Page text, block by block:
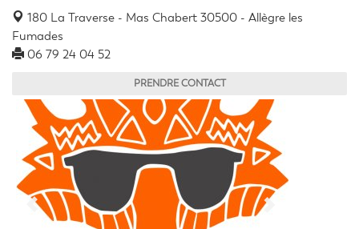
180 La Traverse - Mas Chabert 30500 - Allègre les
Fumades
06 79 24 04 52
PRENDRE CONTACT